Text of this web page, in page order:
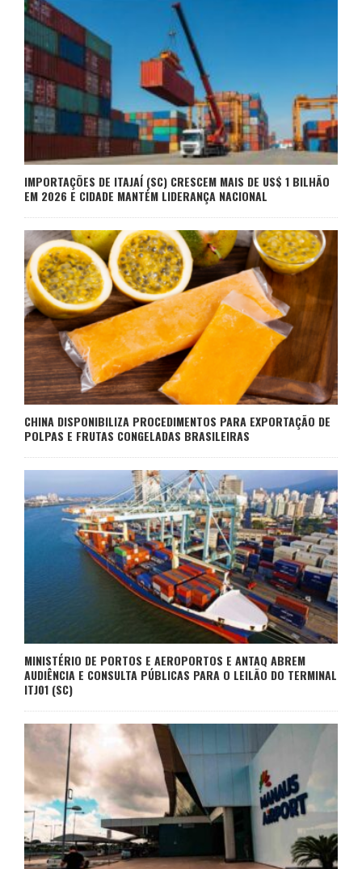
IMPORTAÇÕES DE ITAJAÍ (SC) CRESCEM MAIS DE US$ 1 BILHÃO
EM 2026 E CIDADE MANTÉM LIDERANÇA NACIONAL
CHINA DISPONIBILIZA PROCEDIMENTOS PARA EXPORTAÇÃO DE
POLPAS E FRUTAS CONGELADAS BRASILEIRAS
MINISTÉRIO DE PORTOS E AEROPORTOS E ANTAQ ABREM
AUDIÊNCIA E CONSULTA PÚBLICAS PARA O LEILÃO DO TERMINAL
ITJ01 (SC)